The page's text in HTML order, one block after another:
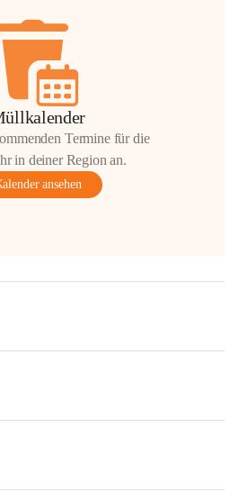
Termine für die
in deiner Region an.
ansehen